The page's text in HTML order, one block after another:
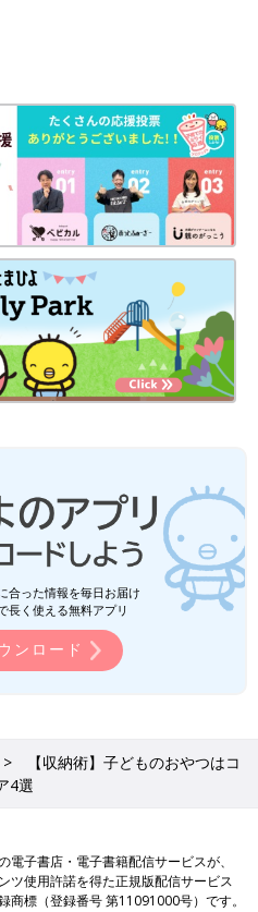
合った情報を毎日お届け
長く使える無料アプリ
ンロード
【収納術】子どものおやつはコ
4選
電子書店・電子書籍配信サービスが、
ツ使用許諾を得た正規版配信サービス
商標（登録番号 第11091000号）です。